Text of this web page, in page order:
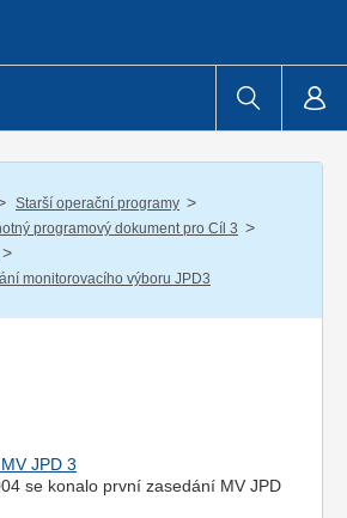
Starší operační programy /
programový dokument pro Cíl 3 /
/
monitorovacího výboru JPD3
JPD 3
se konalo první zasedání MV JPD